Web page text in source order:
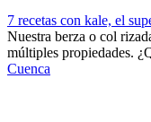
7 recetas con kale, el
Nuestra berza o col
múltiples propiedades.
Cuenca